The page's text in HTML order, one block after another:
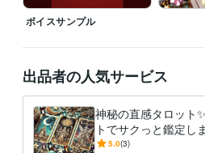
・自分を認める（良い所も悪い所も）
・その全てが自分なんだと受け入れる
●自分を愛することで生活が激変！
毎日のジャーナリング
自分の感情に向き合う事を大切にして
少しずつ自分を好きになれるようになっ
ボイスサンプル
出品者の人気サービス
神秘の直感タロット
トでサクっと鑑定し
ロットで✨チャット
5.0(3)